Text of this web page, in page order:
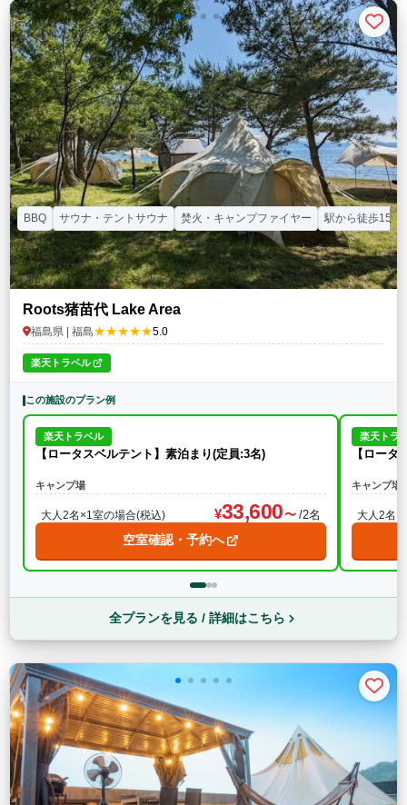
Roots猪苗代 Lake Area
福島県 | 福島★★★★★5.0
BBQ サウナ・テントサウナ 焚火・キャンプファイヤー 駅から徒歩15分
楽天トラベル
この施設のプラン例
楽天トラベル
【ロータスベルテント】素泊まり(定員:3名)
キャンプ場
大人2名×1室の場合(税込) 33,600 /2名
空室確認・予約へ
楽天トラ
【ロー
キャンプ場
大人2名
全プランを見る / 詳細はこちら